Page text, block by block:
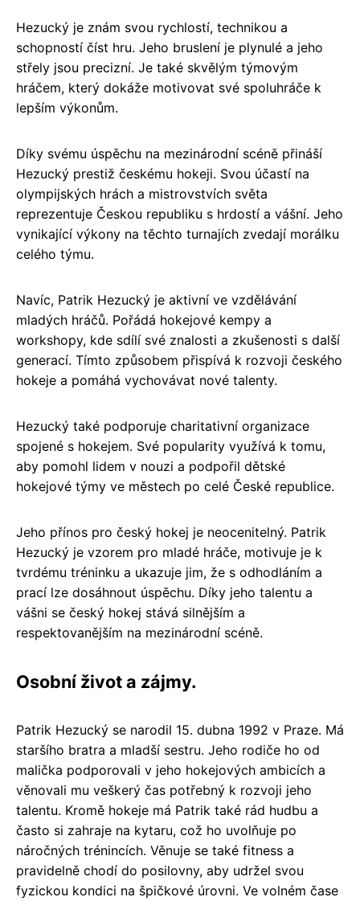
Hezucký je znám svou rychlostí, technikou a
schopností číst hru. Jeho bruslení je plynulé a jeho
střely jsou precizní. Je také skvělým týmovým
hráčem, který dokáže motivovat své spoluhráče k
lepším výkonům.
Díky svému úspěchu na mezinárodní scéně přináší
Hezucký prestiž českému hokeji. Svou účastí na
olympijských hrách a mistrovstvích světa
reprezentuje Českou republiku s hrdostí a vášní. Jeho
vynikající výkony na těchto turnajích zvedají morálku
celého týmu.
Navíc, Patrik Hezucký je aktivní ve vzdělávání
mladých hráčů. Pořádá hokejové kempy a
workshopy, kde sdílí své znalosti a zkušenosti s další
generací. Tímto způsobem přispívá k rozvoji českého
hokeje a pomáhá vychovávat nové talenty.
Hezucký také podporuje charitativní organizace
spojené s hokejem. Své popularity využívá k tomu,
aby pomohl lidem v nouzi a podpořil dětské
hokejové týmy ve městech po celé České republice.
Jeho přínos pro český hokej je neocenitelný. Patrik
Hezucký je vzorem pro mladé hráče, motivuje je k
tvrdému tréninku a ukazuje jim, že s odhodláním a
prací lze dosáhnout úspěchu. Díky jeho talentu a
vášni se český hokej stává silnějším a
respektovanějším na mezinárodní scéně.
Osobní život a zájmy.
Patrik Hezucký se narodil 15. dubna 1992 v Praze. Má
staršího bratra a mladší sestru. Jeho rodiče ho od
malička podporovali v jeho hokejových ambicích a
věnovali mu veškerý čas potřebný k rozvoji jeho
talentu. Kromě hokeje má Patrik také rád hudbu a
často si zahraje na kytaru, což ho uvolňuje po
náročných trénincích. Věnuje se také fitness a
pravidelně chodí do posilovny, aby udržel svou
fyzickou kondici na špičkové úrovni. Ve volném čase